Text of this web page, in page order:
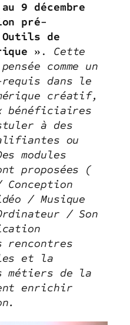
9 décembre
pré-
de
» . Cette
comme un
dans le
créatif,
bénéficiaires
à des
ou
modules
proposées (
Conception
/ Musique
/ Son
et la
métiers de la
enrichir